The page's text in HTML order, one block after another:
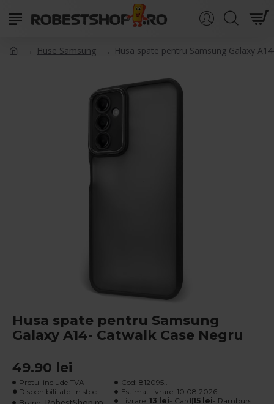
Huse Samsung Husa spate pentru Samsung Galaxy
Husa spate pentru Samsung
Galaxy A14- Catwalk Case Negru
49.90 lei
Pretul include TVA
Disponibilitate: In stoc
Brand:
Cod: 812095..
Estimat livrare: 10.08.2026
Livrare: 13 lei- Card|15 lei- Ramburs